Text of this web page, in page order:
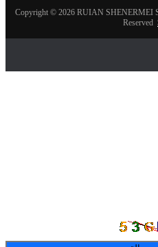
Copyright © 2026 RUIAN SHENERMEI
Reserved